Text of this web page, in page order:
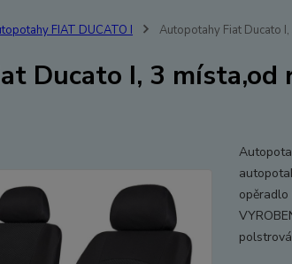
FIAT DUCATO I Autopotahy Fiat Ducato
Ducato I, 3 místa,od